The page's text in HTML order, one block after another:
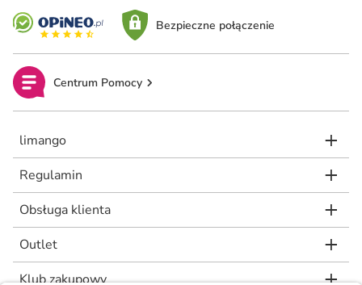
Bezpieczne połączenie
Centrum Pomocy
limango
Regulamin
Obsługa klienta
Outlet
Klub zakupowy